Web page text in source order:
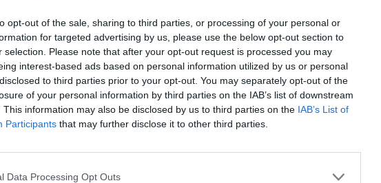
opt-out of the sale, sharing to third parties, or processing of your personal or
for targeted advertising by us, please use the below opt-out section to
selection. Please note that after your opt-out request is processed you may
interest-based ads based on personal information utilized by us or personal
to third parties prior to your opt-out. You may separately opt-out of the
of your personal information by third parties on the IAB’s list of downstream
This information may also be disclosed by us to third parties on the IAB’s List of
Participants that may further disclose it to other third parties.
Data Processing Opt Outs
patirtimi. Čia svarbi ne tik sėkmingažūklė,
iki grįžimo į krantą.
Žvejyba Žūklė
įsitvirtinti
neteisus
Laidos